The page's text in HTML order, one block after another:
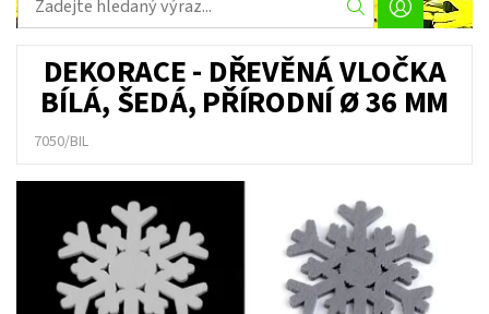
DEKORACE - DŘEVĚNÁ VLOČKA
BÍLÁ, ŠEDÁ, PŘÍRODNÍ Ø 36 MM
7050/BIL